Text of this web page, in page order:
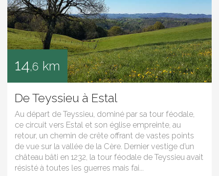
14,6 km
De Teyssieu à Estal
Au départ de Teyssieu, dominé par sa tour féodale,
ce circuit vers Estal et son église empreinte, au
retour, un chemin de crête offrant de vastes points
de vue sur la vallée de la Cère. Dernier vestige d’un
château bâti en 1232, la tour féodale de Teyssieu avait
résisté à toutes les guerres mais fai...